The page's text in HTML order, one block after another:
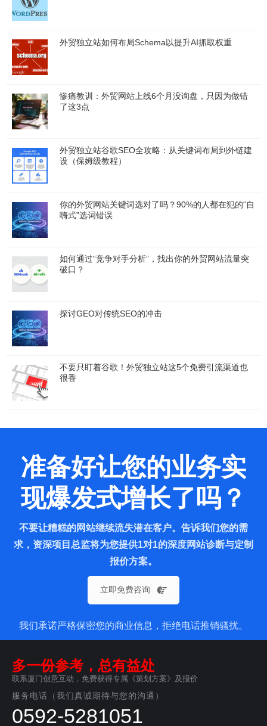
外贸独立站如何布局Schema以提升AI抓取权重
惨痛教训：外贸网站上线6个月没询盘，只因为做错
了这3点
外贸独立站谷歌SEO全攻略：从关键词布局到外链建
设（保姆级教程）
你的外贸网站关键词选对了吗？90%的人都在犯的“自
嗨式”选词错误
如何通过“竞争对手分析”，找出你的外贸网站流量突
破口？
探讨GEO对传统SEO的冲击
不要只盯着谷歌！外贸独立站这5个免费引流渠道也
很香
准备好让您的业务实
现爆发式增长了吗？
不要让糟糕的网站继续流失潜在客户。告诉我们您的需
求，资深项目总监将为您提供1对1的深度网站诊断与定制
报价方案。
立即免费咨询
我们承诺严格保密您的商业信息，拒绝电话推销骚扰。
多一份参考，总有益处
联系厦门创意互动，免费获得专属《策划方案》及报价
服务电话（我们真诚期待与您的沟通）
0592-5281051